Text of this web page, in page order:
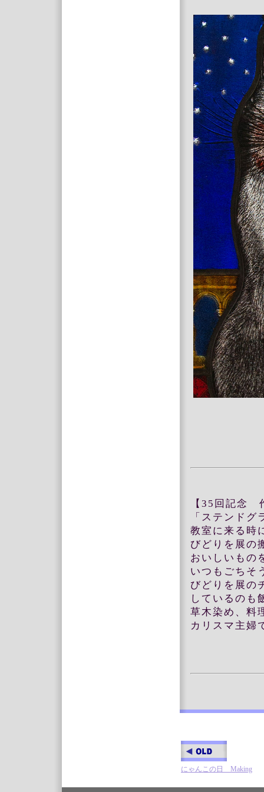
【35回記念
「ステンド
教室に来る時
びどりを展の
おいしいもの
いつもごちそ
びどりを展の
しているのも
草木染め、料
カリスマ主婦
にゃんこの日 Making